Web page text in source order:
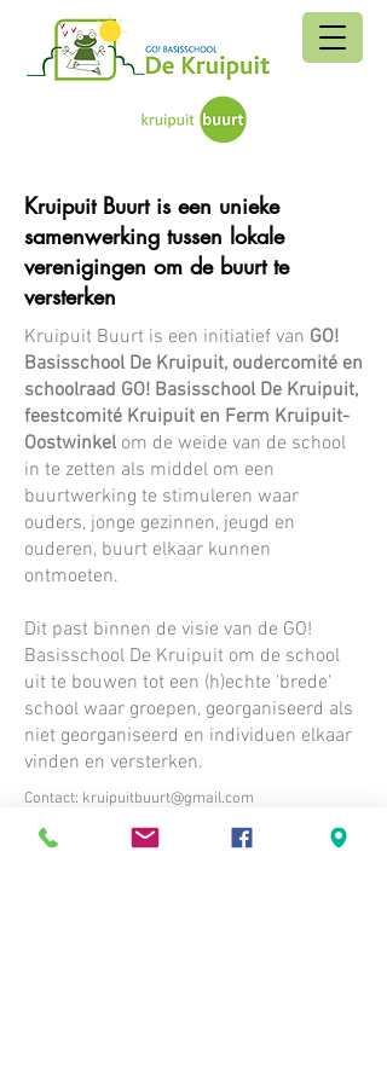
Kruipuit Buurt is een unieke
samenwerking tussen lokale
verenigingen om de buurt te
versterken
Kruipuit Buurt is een initiatief van GO!
Basisschool De Kruipuit, oudercomité en
schoolraad GO! Basisschool De Kruipuit,
feestcomité Kruipuit en Ferm Kruipuit-
Oostwinkel om de weide van de school
in te zetten als middel om een
buurtwerking te stimuleren waar
ouders, jonge gezinnen, jeugd en
ouderen, buurt elkaar kunnen
ontmoeten.
Dit past binnen de visie van de GO!
Basisschool De Kruipuit om de school
uit te bouwen tot een (h)echte 'brede'
school waar groepen, georganiseerd als
niet georganiseerd en individuen elkaar
vinden en versterken.
Contact: kruipuitbuurt@gmail.com